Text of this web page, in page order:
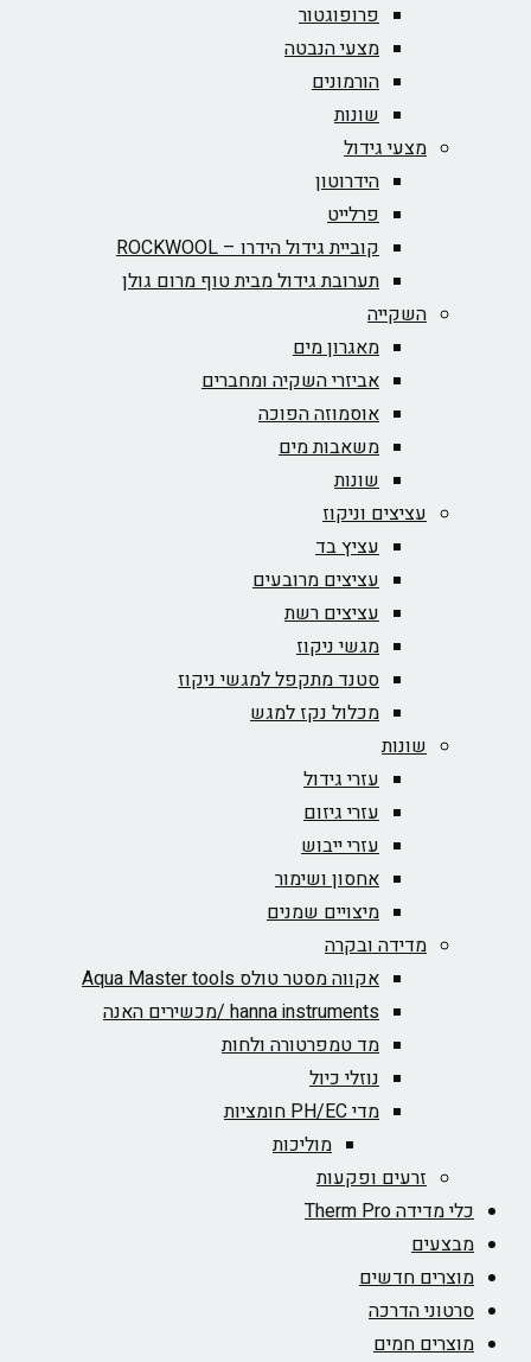
פרופוגטור
מצעי הנבטה
הורמונים
שונות
מצעי גידול
הידרוטון
פרלייט
קוביית גידול הידרו – ROCKWOOL‏
תערובת גידול מבית טוף מרום גולן
השקייה
מאגרון מים
אביזרי השקיה ומחברים
אוסמוזה הפוכה
משאבות מים
שונות
עציצים וניקוז
עציץ בד
עציצים מרובעים
עציצים רשת
מגשי ניקוז
סטנד מתקפל למגשי ניקוז
מכלול נקז למגש
שונות
עזרי גידול
עזרי גיזום
עזרי ייבוש
אחסון ושימור
מיצויים שמנים
מדידה ובקרה
אקווה מסטר טולס Aqua Master tools
hanna instruments /מכשירים האנה
מד טמפרטורה ולחות
נוזלי כיול
מדי PH/EC חומציות
מוליכות
זרעים ופקעות
כלי מדידה Therm Pro
מבצעים
מוצרים חדשים
סרטוני הדרכה
מוצרים חמים